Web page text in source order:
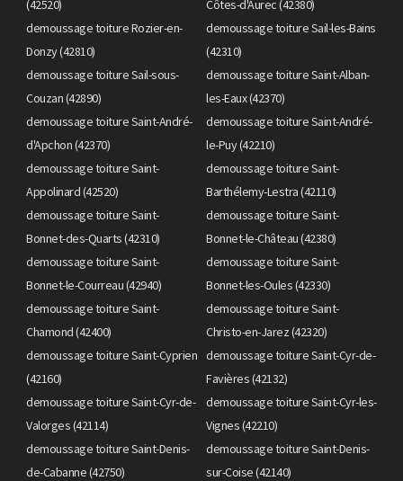
(42520)
Côtes-d'Aurec (42380)
demoussage toiture Rozier-en-
Donzy (42810)
demoussage toiture Sail-les-Bains
(42310)
demoussage toiture Sail-sous-
Couzan (42890)
demoussage toiture Saint-Alban-
les-Eaux (42370)
demoussage toiture Saint-André-
d'Apchon (42370)
demoussage toiture Saint-André-
le-Puy (42210)
demoussage toiture Saint-
Appolinard (42520)
demoussage toiture Saint-
Barthélemy-Lestra (42110)
demoussage toiture Saint-
Bonnet-des-Quarts (42310)
demoussage toiture Saint-
Bonnet-le-Château (42380)
demoussage toiture Saint-
Bonnet-le-Courreau (42940)
demoussage toiture Saint-
Bonnet-les-Oules (42330)
demoussage toiture Saint-
Chamond (42400)
demoussage toiture Saint-
Christo-en-Jarez (42320)
demoussage toiture Saint-Cyprien
(42160)
demoussage toiture Saint-Cyr-de-
Favières (42132)
demoussage toiture Saint-Cyr-de-
Valorges (42114)
demoussage toiture Saint-Cyr-les-
Vignes (42210)
demoussage toiture Saint-Denis-
de-Cabanne (42750)
demoussage toiture Saint-Denis-
sur-Coise (42140)